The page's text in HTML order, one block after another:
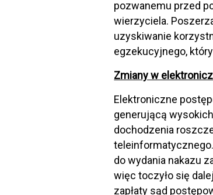
pozwanemu przed
wierzyciela.
uzyskiwanie
egzekucyjnego,
Zmiany w
Elektroniczne
generującą
dochodzenia
do wydania nakazu
więc toczyło się
zapłaty sąd